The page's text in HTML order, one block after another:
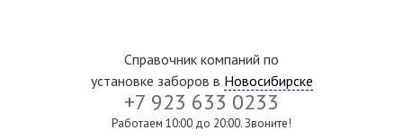
Справочник компаний по
установке заборов в Новосибирске
+7 923 633 0233
Работаем 10:00 до 20:00. Звоните!